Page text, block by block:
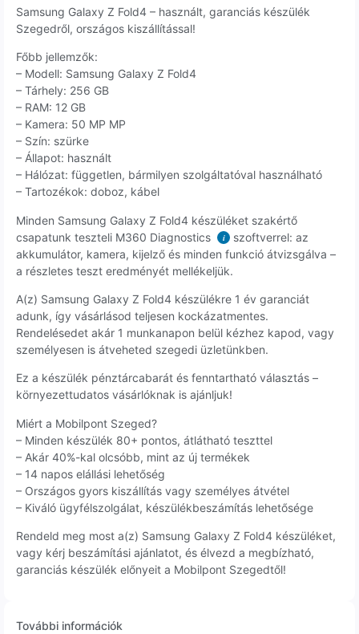
Samsung Galaxy Z Fold4 – használt, garanciás készülék
Szegedről, országos kiszállítással!
Főbb jellemzők:
– Modell: Samsung Galaxy Z Fold4
– Tárhely: 256 GB
– RAM: 12 GB
– Kamera: 50 MP MP
– Szín: szürke
– Állapot: használt
– Hálózat: független, bármilyen szolgáltatóval használható
– Tartozékok: doboz, kábel
Minden Samsung Galaxy Z Fold4 készüléket szakértő
csapatunk teszteli M360 Diagnostics
i
szoftverrel: az
akkumulátor, kamera, kijelző és minden funkció átvizsgálva –
a részletes teszt eredményét mellékeljük.
A(z) Samsung Galaxy Z Fold4 készülékre 1 év garanciát
adunk, így vásárlásod teljesen kockázatmentes.
Rendelésedet akár 1 munkanapon belül kézhez kapod, vagy
személyesen is átveheted szegedi üzletünkben.
Ez a készülék pénztárcabarát és fenntartható választás –
környezettudatos vásárlóknak is ajánljuk!
Miért a Mobilpont Szeged?
– Minden készülék 80+ pontos, átlátható teszttel
– Akár 40%-kal olcsóbb, mint az új termékek
– 14 napos elállási lehetőség
– Országos gyors kiszállítás vagy személyes átvétel
– Kiváló ügyfélszolgálat, készülékbeszámítás lehetősége
Rendeld meg most a(z) Samsung Galaxy Z Fold4 készüléket,
vagy kérj beszámítási ajánlatot, és élvezd a megbízható,
garanciás készülék előnyeit a Mobilpont Szegedtől!
További információk